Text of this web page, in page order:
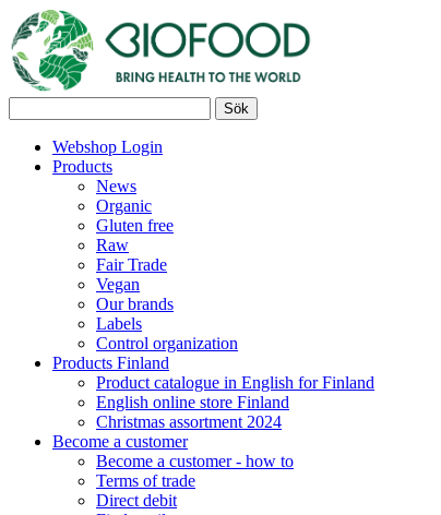
Webshop Login
Products
News
Organic
Gluten free
Raw
Fair Trade
Vegan
Our brands
Labels
Control organization
Products Finland
Product catalogue in English for Finland
English online store Finland
Christmas assortment 2024
Become a customer
Become a customer - how to
Terms of trade
Direct debit